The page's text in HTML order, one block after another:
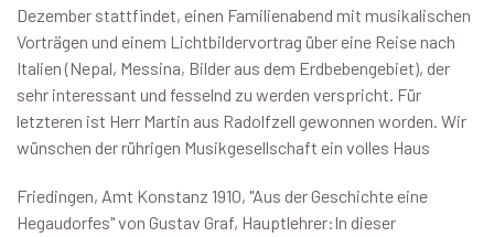
Dezember stattfindet, einen Familienabend mit musikalischen
Vorträgen und einem Lichtbildervortrag über eine Reise nach
Italien (Nepal, Messina, Bilder aus dem Erdbebengebiet), der
sehr interessant und fesselnd zu werden verspricht. Für
letzteren ist Herr Martin aus Radolfzell gewonnen worden. Wir
wünschen der rührigen Musikgesellschaft ein volles Haus
Friedingen, Amt Konstanz 1910, "Aus der Geschichte eine
Hegaudorfes" von Gustav Graf, Hauptlehrer:In dieser